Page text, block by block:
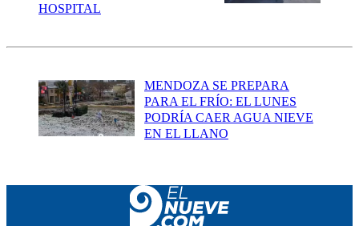
HOSPITAL
MENDOZA SE PREPARA
PARA EL FRÍO: EL LUNES
PODRÍA CAER AGUA NIEVE
EN EL LLANO